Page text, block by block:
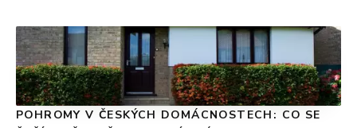
POHROMY V ČESKÝCH DOMÁCNOSTECH: CO SE